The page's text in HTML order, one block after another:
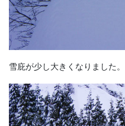
雪庇が少し大きくなりました。